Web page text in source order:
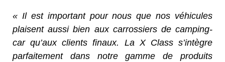
« Il est important pour nous que nos véhicules
plaisent aussi bien aux carrossiers de camping-
car qu’aux clients finaux. La X Class s’intègre
parfaitement dans notre gamme de produits